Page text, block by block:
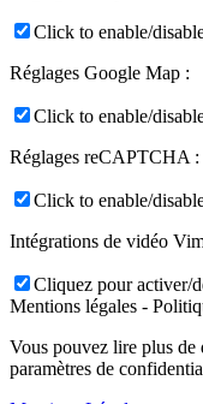
Click to enable/
Réglages Google Map :
Click to enable/
Réglages reCAPTCHA :
Click to enable/
Intégrations de vidéo
Cliquez pour activer/
Mentions légales -
Vous pouvez lire plus de
paramètres de